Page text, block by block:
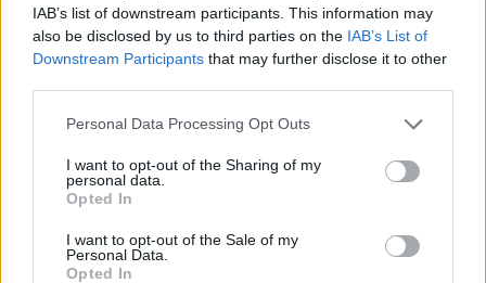
IAB’s list of downstream participants. This information may
also be disclosed by us to third parties on the IAB’s List of
Downstream Participants that may further disclose it to other
Please note that this website/app uses one or more Google
not limited to your visit or usage behaviour. You may click to
grant or deny consent to Google and its third-party tags to
use your data for below specified purposes in below Google
consent section.
Personal Data Processing Opt Outs
I want to opt-out of the Sharing of my
personal data.
Opted In
I want to opt-out of the Sale of my
Personal Data.
Opted In
Kövess minket, és értesülj a friss hírekről a
Facebookon is!